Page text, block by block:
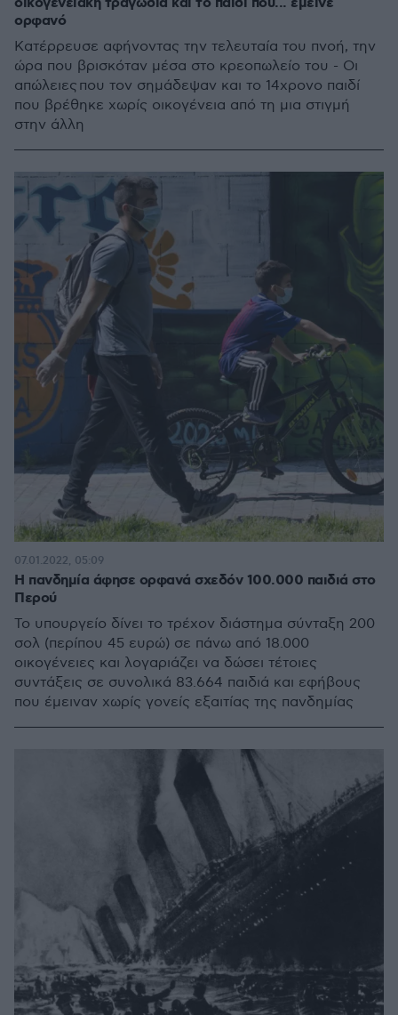
ορφανό
Κατέρρευσε αφήνοντας την τελευταία του πνοή, την
ώρα που βρισκόταν μέσα στο κρεοπωλείο του - Οι
απώλειες που τον σημάδεψαν και το 14χρονο παιδί
που βρέθηκε χωρίς οικογένεια από τη μια στιγμή
στην άλλη
Η πανδημία άφησε ορφανά σχεδόν 100.000 παιδιά στο
Περού
Το υπουργείο δίνει το τρέχον διάστημα σύνταξη 200
σολ (περίπου 45 ευρώ) σε πάνω από 18.000
οικογένειες και λογαριάζει να δώσει τέτοιες
συντάξεις σε συνολικά 83.664 παιδιά και εφήβους
που έμειναν χωρίς γονείς εξαιτίας της πανδημίας
07.01.2022, 05:09